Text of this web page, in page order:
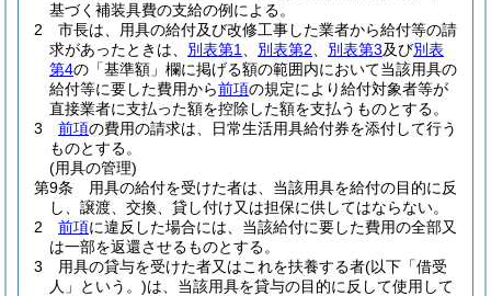
基づく補装具費の支給の例による。
2
市長は、用具の給付及び改修工事した業者から給付等の請
求があったときは、 別表第1 別表第2 別表第3及び別表
第4の「基準額」欄に掲げる額の範囲内において当該用具の
給付等に要した費用から前項の規定により給付対象者等が
直接業者に支払った額を控除した額を支払うものとする。
3
前項の費用の請求は、日常生活用具給付券を添付して行う
ものとする。
(用具の管理)
第9条
用具の給付を受けた者は、当該用具を給付の目的に反
し、譲渡、交換、貸し付け又は担保に供してはならない。
2
前項に違反した場合には、当該給付に要した費用の全部又
は一部を返還させるものとする。
3
用具の貸与を受けた者又はこれを扶養する者(以下「借受
人」という。)は、当該用具を貸与の目的に反して使用して